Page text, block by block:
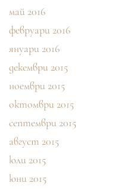
май 2016
февруари 2016
януари 2016
декември 2015
ноември 2015
октомври 2015
септември 2015
август 2015
юли 2015
юни 2015